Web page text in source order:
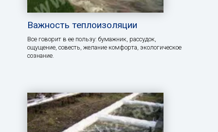
Важность теплоизоляции
Все говорит в ее пользу: бумажник, рассудок,
ощущение, совесть, желание комфорта, экологическое
сознание.